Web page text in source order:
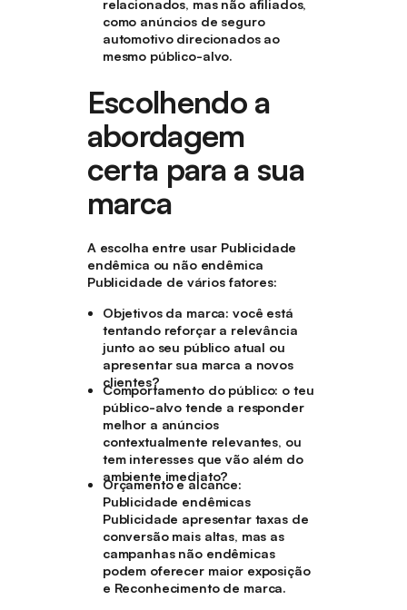
relacionados, mas não afiliados,
como anúncios de seguro
automotivo direcionados ao
mesmo público-alvo.
Escolhendo a
abordagem
certa para a sua
marca
A escolha entre usar Publicidade
endêmica ou não endêmica
Publicidade de vários fatores:
Objetivos da marca: você está
tentando reforçar a relevância
junto ao seu público atual ou
apresentar sua marca a novos
clientes?
Comportamento do público: o teu
público-alvo tende a responder
melhor a anúncios
contextualmente relevantes, ou
tem interesses que vão além do
ambiente imediato?
Orçamento e alcance:
Publicidade endêmicas
Publicidade apresentar taxas de
conversão mais altas, mas as
campanhas não endêmicas
podem oferecer maior exposição
e Reconhecimento de marca.